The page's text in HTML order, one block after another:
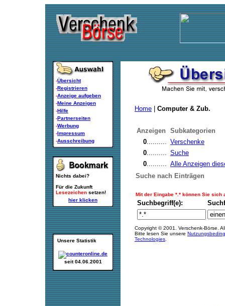
-Übersicht
-Registrieren
-Anzeige aufgeben
-Meine Anzeigen
-Hilfe
-Partnerseiten
-Werbung
-Impressum
-Ausschreibung
Nichts dabei?
Für die Zukunft
Lesezeichen setzen!
hier klicken
Unsere Statistik
seit 04.06.2001
Home Computer & Zub.
Anzeigen
Subkategorien
0.......... Verschenke
0.......... Suche
0.......... Alle Anzeigen
Suche nach Einträgen
Mit der Eingabe *.* können Sie sich
Suchbegriff(e):
Copyright © 2001. Verschenk-Börse.
Bitte lesen Sie unsere
Technologies